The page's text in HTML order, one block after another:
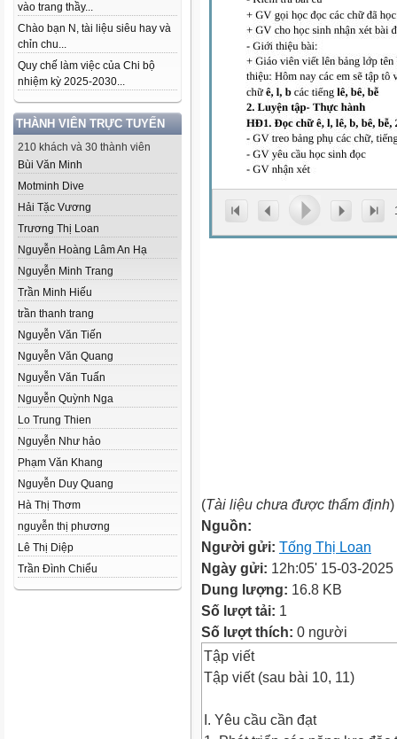
vào trang thầy...
Chào bạn N, tài liệu siêu hay và
chỉn chu...
Quy chế làm việc của Chi bộ
nhiệm kỳ 2025-2030...
THÀNH VIÊN TRỰC TUYẾN
210 khách và 30 thành viên
Bùi Văn Minh
Motminh Dive
Hải Tặc Vương
Trương Thị Loan
Nguyễn Hoàng Lâm An Hạ
Nguyễn Minh Trang
Trần Minh Hiếu
trần thanh trang
Nguyễn Văn Tiến
Nguyễn Văn Quang
Nguyễn Văn Tuấn
Nguyễn Quỳnh Nga
Lo Trung Thien
Nguyễn Như hảo
Phạm Văn Khang
Nguyễn Duy Quang
Hà Thị Thơm
nguyễn thị phương
Lê Thị Diệp
Trần Đình Chiểu
(Tài liệu chưa được thẩm định)
Nguồn:
Người gửi: Tống Thị Loan
Ngày gửi: 12h:05' 15-03-2025
Dung lượng: 16.8 KB
Số lượt tải: 1
Số lượt thích: 0 người
Tập viết
Tập viết (sau bài 10, 11)
I. Yêu cầu cần đạt